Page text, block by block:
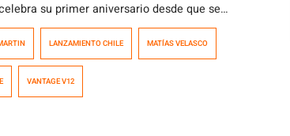
su primer aniversario desde que se
en Chile y para conmemorarlo, decidieron
no necesita introducción alguna. Te dejamos
LANZAMIENTO CHILE MATÍAS VELASCO
VANTAGE V12